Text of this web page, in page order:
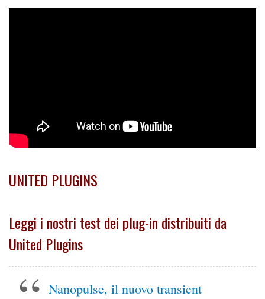
UNITED PLUGINS
Leggi i nostri test dei plug-in distribuiti da
United Plugins
Nanopulse, il nuovo transient